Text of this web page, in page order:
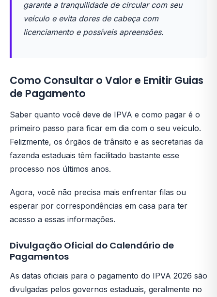
garante a tranquilidade de circular com seu
veículo e evita dores de cabeça com
licenciamento e possíveis apreensões.
Como Consultar o Valor e Emitir Guias
de Pagamento
Saber quanto você deve de IPVA e como pagar é o
primeiro passo para ficar em dia com o seu veículo.
Felizmente, os órgãos de trânsito e as secretarias da
fazenda estaduais têm facilitado bastante esse
processo nos últimos anos.
Agora, você não precisa mais enfrentar filas ou
esperar por correspondências em casa para ter
acesso a essas informações.
Divulgação Oficial do Calendário de
Pagamentos
As datas oficiais para o pagamento do IPVA 2026 são
divulgadas pelos governos estaduais, geralmente no